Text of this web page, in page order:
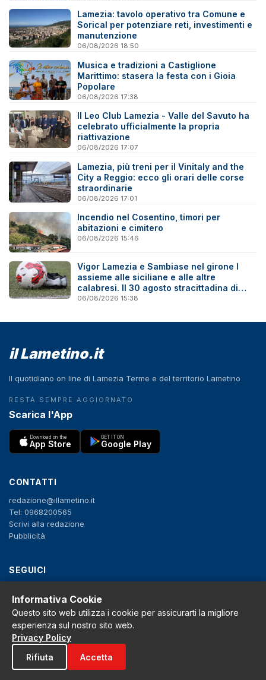
Lamezia: tavolo operativo tra Comune e
Sorical per potenziare reti, investimenti e
manutenzione
06/08/2026 18:50
Musica e tradizioni a Castiglione
Marittimo: stasera la festa con i Gioia
Popolare
06/08/2026 17:38
Il Leo Club Lamezia - Valle del Savuto ha
celebrato ufficialmente la propria
riattivazione
06/08/2026 17:07
Lamezia, più treni per il Vinitaly and the
City a Reggio: ecco gli orari delle corse
straordinarie
06/08/2026 17:01
Incendio nel Cosentino, timori per
abitazioni e cimitero
06/08/2026 15:46
Vigor Lamezia e Sambiase nel girone I
assieme alle siciliane e alle altre
calabresi. Il 30 agosto stracittadina di
Coppa Italia
06/08/2026 15:38
il Lametino.it
Il quotidiano on line di Lamezia Terme e del territorio Lametino
RESTA SEMPRE AGGIORNATO
Scarica l'App
Download on the
App Store
GET IT ON
Google Play
CONTATTI
redazione@illametino.it
Tel: 0968200565
Scrivi alla redazione
Pubblicità
SEGUICI
Privacy Policy
Cookie Policy
Note legali
La Redazione
Informativa Cookie
Questo sito web utilizza i cookie per assicurarti la migliore
esperienza sul nostro sito web.
Privacy Policy
Rifiuta
Accetta